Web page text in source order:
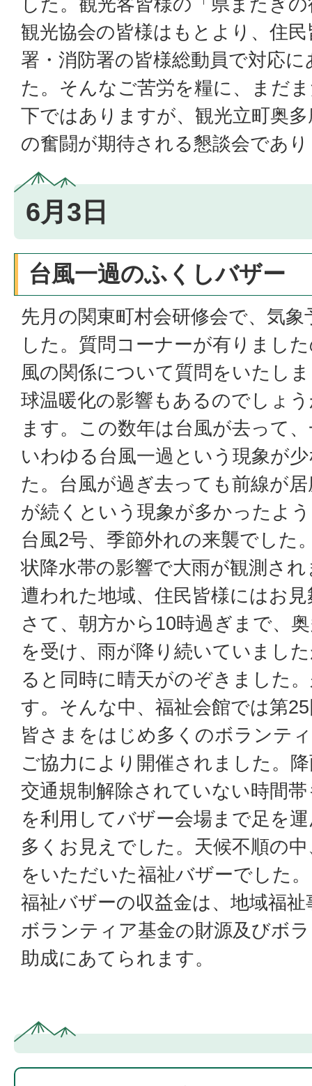
観光協会の皆様はもとより、住
署・消防署の皆様総動員で対応
た。そんなご苦労を糧に、まだ
下ではありますが、観光立町奥
の奮闘が期待される懇談会であ
6月3日
台風一過のふくしバザー
先月の関東町村会研修会で、気
した。質問コーナーが有りまし
風の関係について質問をいたし
球温暖化の影響もあるのでしょ
ます。この数年は台風が去って
いわゆる台風一過という現象が
た。台風が過ぎ去っても前線が
が続くという現象が多かったよ
台風2号、季節外れの来襲でした
状降水帯の影響で大雨が観測さ
遭われた地域、住民皆様にはお
さて、朝方から10時過ぎまで、
を受け、雨が降り続いていまし
ると同時に晴天がのぞきました
す。そんな中、福祉会館では第
皆さまをはじめ多くのボランテ
ご協力により開催されました。
交通規制解除されていない時間
を利用してバザー会場まで足を
多くお見えでした。天候不順の
をいただいた福祉バザーでした。
福祉バザーの収益金は、地域福
ボランティア基金の財源及びボ
助成にあてられます。